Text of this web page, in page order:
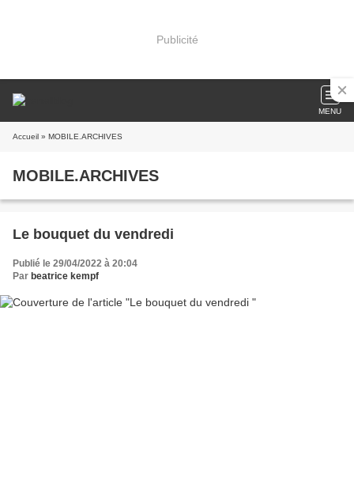
Publicité
MENU
Accueil » MOBILE.ARCHIVES
MOBILE.ARCHIVES
Le bouquet du vendredi
Publié le 29/04/2022 à 20:04
Par beatrice kempf